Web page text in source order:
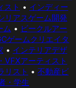
スト • インディー
リアスゲーム開発
ム • ビークルアー
ゲームクリエイタ
• インテリアデザ
VFXアーティスト
リスト • 不動産ビ
・学生